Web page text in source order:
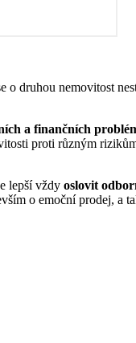
druhou nemovitost
a finančních
proti různým
lepší vždy oslovit
o emoční prodej, a